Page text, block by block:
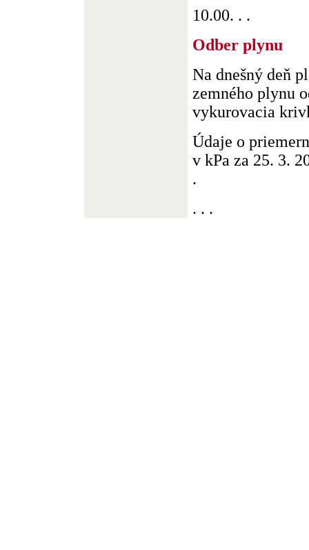
10.00. . .
Odber plynu
Na dnešný deň
zemného plynu
vykurovacia
Údaje o
v kPa za 25. 3.
.
. . .